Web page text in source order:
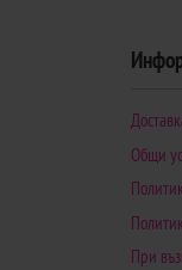
Общи
При